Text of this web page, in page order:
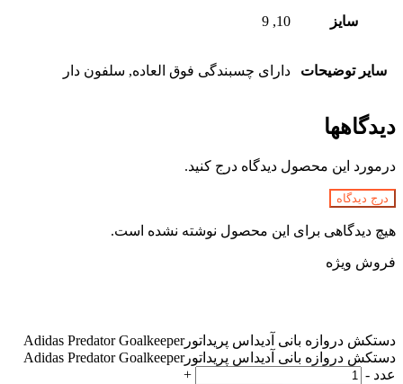
سایز 10, 9
سایر توضیحات دارای چسبندگی فوق العاده, سلفون دار
دیدگاهها
درمورد این محصول دیدگاه درج کنید.
درج دیدگاه
هیچ دیدگاهی برای این محصول نوشته نشده است.
فروش ویژه
دستکش دروازه بانی آدیداس پریداتورAdidas Predator Goalkeeper
دستکش دروازه بانی آدیداس پریداتورAdidas Predator Goalkeeper
عدد -
+